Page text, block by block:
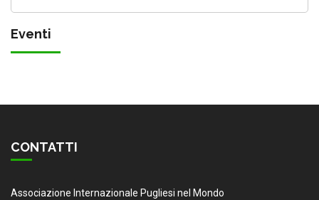
Eventi
CONTATTI
Associazione Internazionale Pugliesi nel Mondo